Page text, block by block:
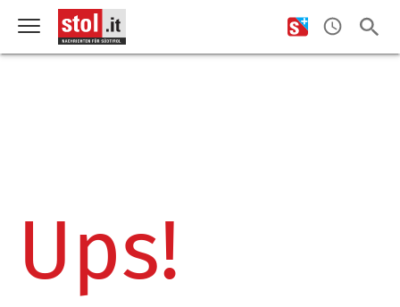
Ups!